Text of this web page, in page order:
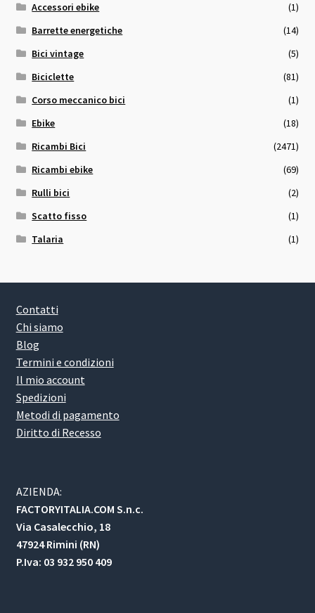
Accessori ebike
(1)
Barrette energetiche
(14)
Bici vintage
(5)
Biciclette
(81)
Corso meccanico bici
(1)
Ebike
(18)
Ricambi Bici
(2471)
Ricambi ebike
(69)
Rulli bici
(2)
Scatto fisso
(1)
Talaria
(1)
Contatti
Chi siamo
Blog
Termini e condizioni
Il mio account
Spedizioni
Metodi di pagamento
Diritto di Recesso
AZIENDA:
FACTORYITALIA.COM S.n.c.
Via Casalecchio, 18
47924 Rimini (RN)
P.Iva: 03 932 950 409